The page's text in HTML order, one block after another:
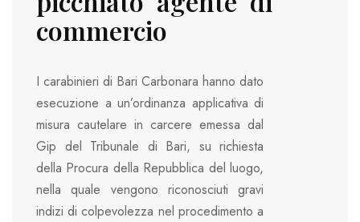
commercio
I carabinieri di Bari Carbonara hanno dato
esecuzione a un’ordinanza applicativa di
misura cautelare in carcere emessa dal
Gip del Tribunale di Bari, su richiesta
della Procura della Repubblica del luogo,
nella quale vengono riconosciuti gravi
indizi di colpevolezza nel procedimento a